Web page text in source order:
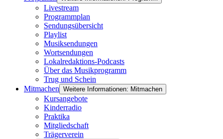
Livestream
Programmplan
Sendungsübersicht
Playlist
Musiksendungen
Wortsendungen
Lokalredaktions-Podcasts
Über das Musikprogramm
Trug und Schein
Mitmachen Weitere Informationen: Mitmachen
Kursangebote
Kinderradio
Praktika
Mitgliedschaft
Trägerverein